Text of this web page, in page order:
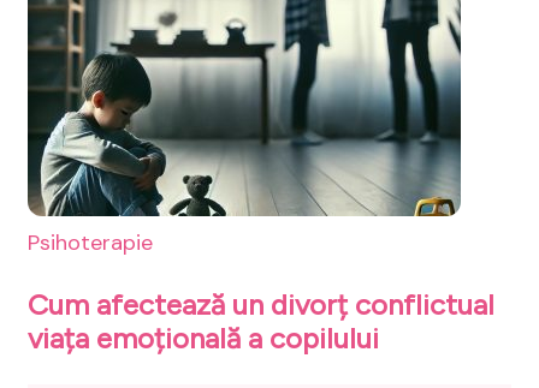
Psihoterapie
Cum afectează un divorț conflictual
viața emoțională a copilului